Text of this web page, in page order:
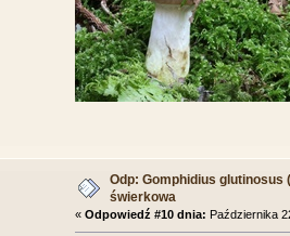
Odp: Gomphidius glutinosus
świerkowa
« Odpowiedź #10 dnia: Października